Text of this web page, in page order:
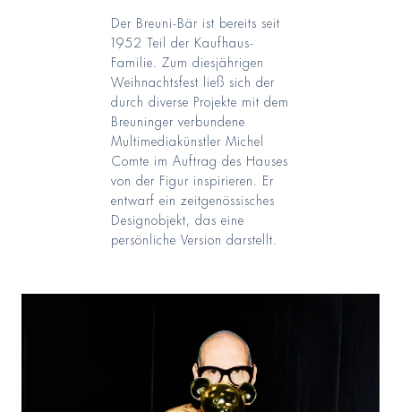
Der Breuni-Bär ist bereits seit
1952 Teil der Kaufhaus-
Familie. Zum diesjährigen
Weihnachtsfest ließ sich der
durch diverse Projekte mit dem
Breuninger verbundene
Multimediakünstler Michel
Comte im Auftrag des Hauses
von der Figur inspirieren. Er
entwarf ein zeitgenössisches
Designobjekt, das eine
persönliche Version darstellt.